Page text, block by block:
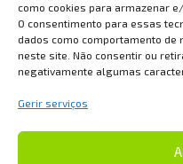
como cookies para armazenar
O consentimento para essas
dados como comportamento de
neste site. Não consentir ou
negativamente algumas
Gerir serviços
Política de